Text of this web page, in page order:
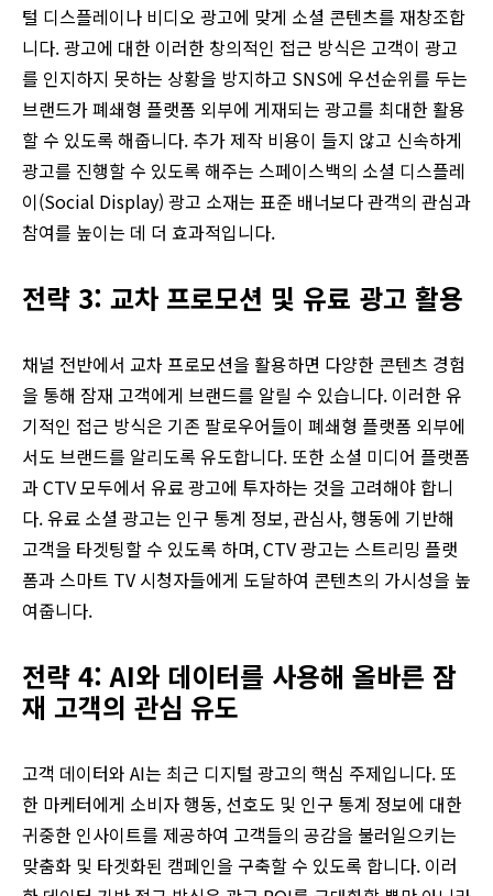
털 디스플레이나 비디오 광고에 맞게 소셜 콘텐츠를 재창조합
니다. 광고에 대한 이러한 창의적인 접근 방식은 고객이 광고
를 인지하지 못하는 상황을 방지하고 SNS에 우선순위를 두는
브랜드가 폐쇄형 플랫폼 외부에 게재되는 광고를 최대한 활용
할 수 있도록 해줍니다. 추가 제작 비용이 들지 않고 신속하게
광고를 진행할 수 있도록 해주는 스페이스백의 소셜 디스플레
이(Social Display) 광고 소재는 표준 배너보다 관객의 관심과
참여를 높이는 데 더 효과적입니다.
전략 3: 교차 프로모션 및 유료 광고 활용
채널 전반에서 교차 프로모션을 활용하면 다양한 콘텐츠 경험
을 통해 잠재 고객에게 브랜드를 알릴 수 있습니다. 이러한 유
기적인 접근 방식은 기존 팔로우어들이 폐쇄형 플랫폼 외부에
서도 브랜드를 알리도록 유도합니다. 또한 소셜 미디어 플랫폼
과 CTV 모두에서 유료 광고에 투자하는 것을 고려해야 합니
다. 유료 소셜 광고는 인구 통계 정보, 관심사, 행동에 기반해
고객을 타겟팅할 수 있도록 하며, CTV 광고는 스트리밍 플랫
폼과 스마트 TV 시청자들에게 도달하여 콘텐츠의 가시성을 높
여줍니다.
전략 4: AI와 데이터를 사용해 올바른 잠
재 고객의 관심 유도
고객 데이터와 AI는 최근 디지털 광고의 핵심 주제입니다. 또
한 마케터에게 소비자 행동, 선호도 및 인구 통계 정보에 대한
귀중한 인사이트를 제공하여 고객들의 공감을 불러일으키는
맞춤화 및 타겟화된 캠페인을 구축할 수 있도록 합니다. 이러